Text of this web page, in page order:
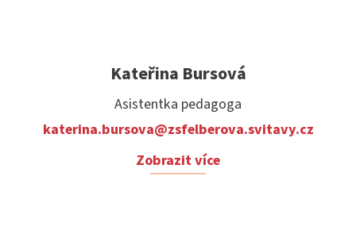
Kateřina Bursová
Asistentka pedagoga
katerina.bursova@zsfelberova.svitavy.cz
Zobrazit více